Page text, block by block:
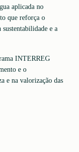
aplicada no
que reforça o
e a
INTERREG
e o
e na valorização das